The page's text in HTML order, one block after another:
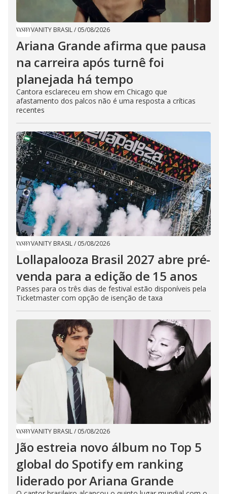
VANITY BRASIL/ 05/08/2026
Ariana Grande afirma que pausa
na carreira após turnê foi
planejada há tempo
Cantora esclareceu em show em Chicago que
afastamento dos palcos não é uma resposta a críticas
recentes
VANITY BRASIL/ 05/08/2026
Lollapalooza Brasil 2027 abre pré-
venda para a edição de 15 anos
Passes para os três dias de festival estão disponíveis pela
Ticketmaster com opção de isenção de taxa
VANITY BRASIL/ 05/08/2026
Jão estreia novo álbum no Top 5
global do Spotify em ranking
liderado por Ariana Grande